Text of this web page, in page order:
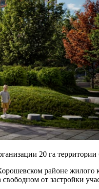
20 га
районе
от застройки